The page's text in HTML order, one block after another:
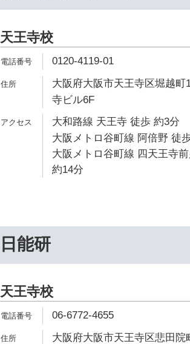
天王寺校
0120-4119-01
大阪府大阪市天王寺区堀越町
寺ビル6F
大和路線 天王寺 徒歩 約3分
大阪メトロ谷町線 阿倍野 徒
大阪メトロ谷町線 四天王寺
約14分
日能研
天王寺校
06-6772-4655
大阪府大阪市天王寺区悲田院